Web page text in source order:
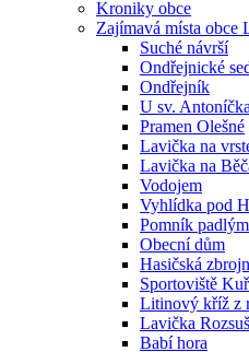
Kroniky obce
Zajímavá místa obce
Suché návrší
Ondřejnické
Ondřejník
U sv. Antoníčka
Pramen Olešné
Lavička na
Lavička na
Vodojem
Vyhlídka pod
Pomník padlým
Obecní dům
Hasičská
Sportoviště
Litinový kříž z
Lavička
Babí hora